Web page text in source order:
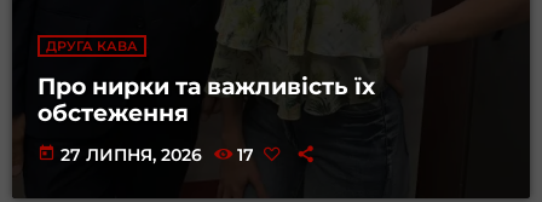
ДРУГА КАВА
Про нирки та важливість їх
обстеження
today 27 ЛИПНЯ, 2026 17